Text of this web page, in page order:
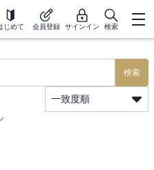
じめて 会員登録 サインイン 検索
検索
一致度順